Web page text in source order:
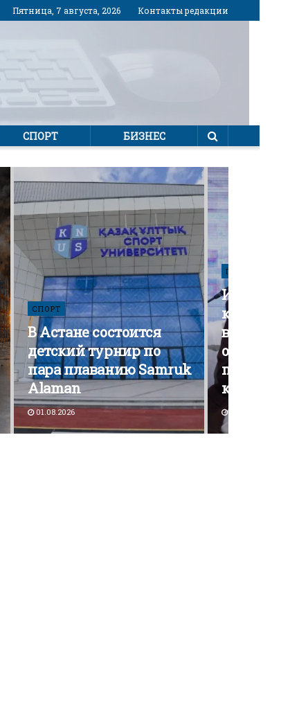
Пятница, 7 августа, 2026 Контакты редакции
СПОРТ БИЗНЕС
СПОРТ
В Астане состоится
детский турнир по
пара плаванию Samruk
Alaman
01.08.2026
ПОЛИТИКА
кампания
вышла на
открытой
30.07.2026